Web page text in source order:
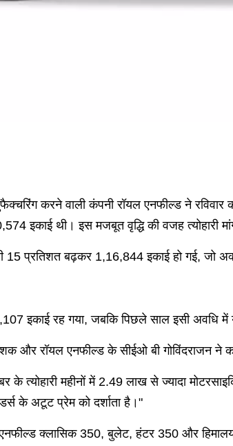
करने वाली कंपनी रॉयल एनफील्ड ने
इकाई थी। इस मजबूत वृद्धि की वजह त्योहारी
15 प्रतिशत बढ़कर 1,16,844 इकाई हो गई, जो
इकाई रह गया, जबकि पिछले साल इसी अवधि
और रॉयल एनफील्ड के सीईओ बी गोविंदराजन ने कहा
त्योहारी महीनों में 2.49 लाख से ज्यादा
के अटूट प्रेम को दर्शाता है।"
क्लासिक 350, बुलेट, हंटर 350 और